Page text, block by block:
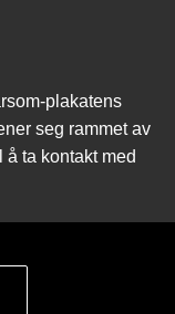
plakatens
seg rammet av
ta kontakt med